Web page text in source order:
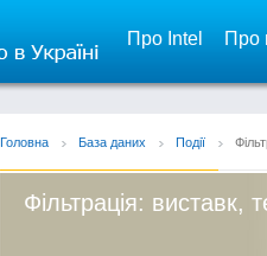
Про Intel Про
Головна База даних Події
Фільтрація: виставк,